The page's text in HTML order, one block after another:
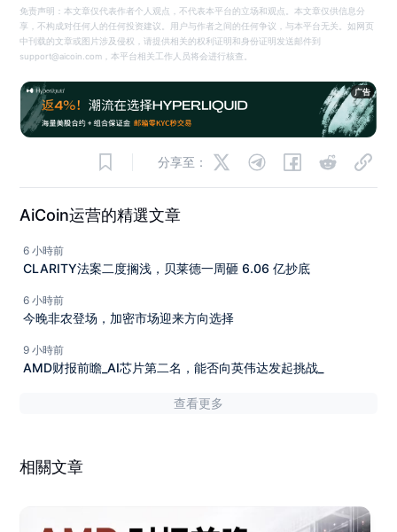
免责声明：本文章仅代表作者个人观点，不代表本平台的立场和观点。本文章仅供信息分
享，不构成对任何人的任何投资建议。用户与作者之间的任何争议，与本平台无关。如网页
中刊载的文章或图片涉及侵权，请提供相关的权利证明和身份证明发送邮件到
support@aicoin.com，本平台相关工作人员将会进行核查。
广告
分享至：
AiCoin运营的精選文章
6 小時前
CLARITY法案二度搁浅，贝莱德一周砸 6.06 亿抄底
6 小時前
今晚非农登场，加密市场迎来方向选择
9 小時前
AMD财报前瞻_AI芯片第二名，能否向英伟达发起挑战_
查看更多
相關文章